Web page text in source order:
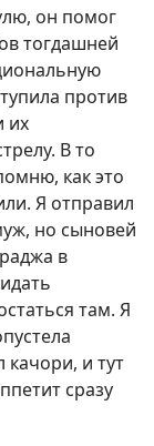
он помог
тогдашней
против
их
В то
как это
Я отправил
но сыновей
в
там. Я
качори, и тут
сразу